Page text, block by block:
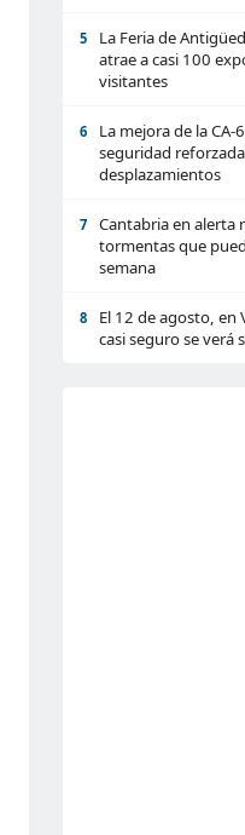
5
La Feria de
atrae a casi 100
visitantes
6
La mejora de la CA-
seguridad
desplazamientos
7
Cantabria en alerta
tormentas que
semana
8
El 12 de agosto, en
casi seguro se verá